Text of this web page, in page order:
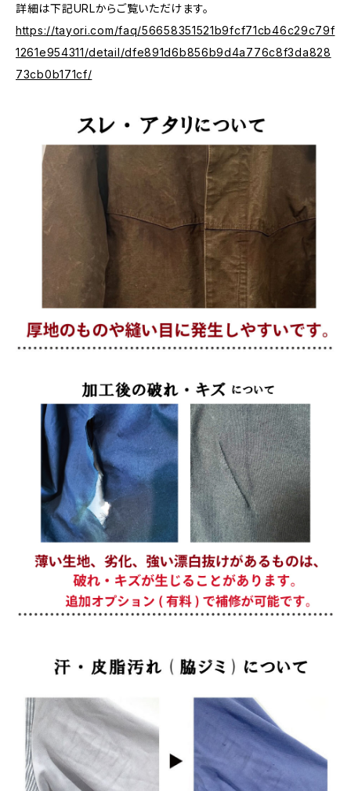
詳細は下記URLからご覧いただけます。
https://tayori.com/faq/56658351521b9fcf71cb46c29c79f
1261e954311/detail/dfe891d6b856b9d4a776c8f3da828
73cb0b171cf/